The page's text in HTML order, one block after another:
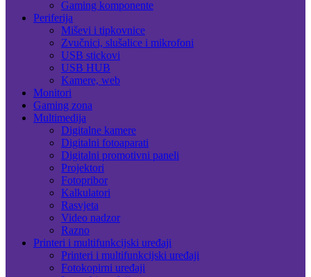
Gaming komponente
Periferija
Miševi i tipkovnice
Zvučnici, slušalice i mikrofoni
USB stickovi
USB HUB
Kamere, web
Monitori
Gaming zona
Multimedija
Digitalne kamere
Digitalni fotoaparati
Digitalni promotivni paneli
Projektori
Fotopribor
Kalkulatori
Rasvjeta
Video nadzor
Razno
Printeri i multifunkcijski uređaji
Printeri i multifunkcijski uređaji
Fotokopirni uređaji